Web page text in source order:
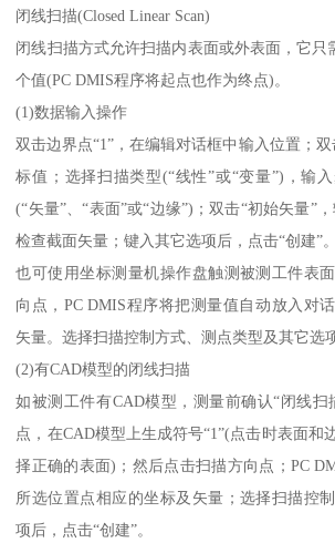
闭线扫描(Closed Linear Scan)
闭线扫描方式允许扫描内表面或外表面，它只
个值(PC DMIS程序将起点也作为终点)。
(1)数据输入操作
双击边界点“1”，在编辑对话框中输入位置；
标值；选择扫描类型(“线性”或“变量”)，输
(“矢量”、“表面”或“边缘”)；双击“初始矢量”
检查截面矢量；键入其它选项后，点击“创建”。
也可使用坐标测量机操作盘触测被测工件表
向点，PC DMIS程序将把测量值自动放入对
矢量。选择扫描控制方式、测点类型及其它选
(2)有CAD模型的闭线扫描
如被测工件有CAD模型，测量前确认“闭线扫
点，在CAD模型上生成符号“1”(点击时表面和
择正确的表面)；然后点击扫描方向点；PC
所选位置点相应的坐标及矢量；选择扫描控
项后，点击“创建”。